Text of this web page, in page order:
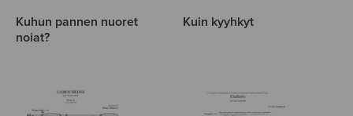
Kuhun pannen nuoret
noiat?
Kuin kyyhkyt